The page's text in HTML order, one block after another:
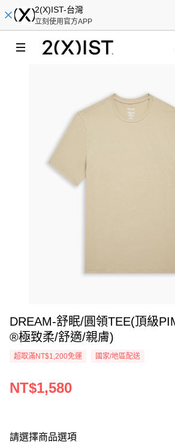
2(X)IST-台灣
立刻使用官方APP
DREAM-舒眠/圓領TEE(頂級
®極致柔/舒適/親膚)
超取滿NT$1,200免運 國家/地區配送
NT$1,580
請選擇商品選項